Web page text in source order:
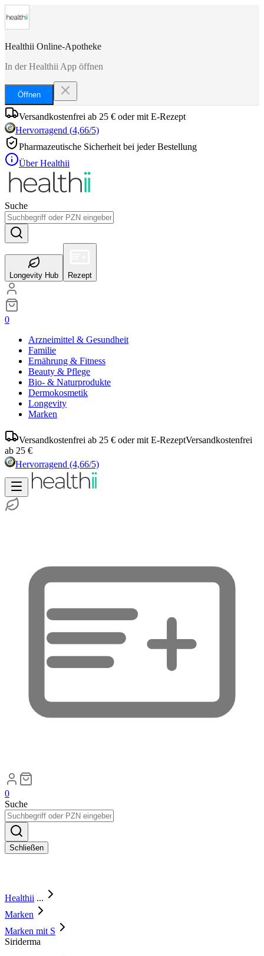
Healthii Online-Apotheke
In der Healthii App öffnen
Öffnen
Versandkostenfrei ab 25 € oder mit E-Rezept
Hervorragend (4,66/5)
Pharmazeutische Sicherheit bei jeder Bestellung
Über Healthii
Suche
Longevity Hub Rezept
0
Arzneimittel & Gesundheit
Familie
Ernährung & Fitness
Beauty & Pflege
Bio- & Naturprodukte
Dermokosmetik
Longevity
Marken
Versandkostenfrei ab 25 € oder mit E-RezeptVersandkostenfrei
ab 25 €
Hervorragend (4,66/5)
0
Suche
Schließen
Healthii ...
Marken
Marken mit S
Siriderma